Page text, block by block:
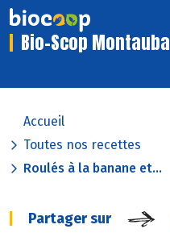
Bio-Scop
Accueil
Toutes nos recettes
Roulés à la banane et...
Partager sur